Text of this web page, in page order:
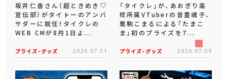
坂井仁香さん（超ときめき♡
宣伝部）がタイトーのアンバ
サダーに就任！タイクレの
WEB CMが8月1日よ...
プライズ・グッズ 2026.07.31
「タイクレ」が、あおぎり高
校所属VTuberの音霊魂子、
栗駒こまるによる「たまこ
ま」初のプライズを7...
プライズ・グッズ 2026.07.09